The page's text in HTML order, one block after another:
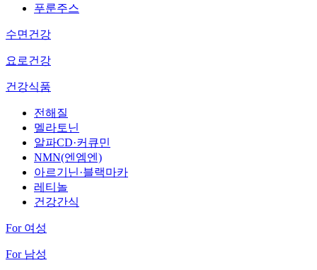
푸룬주스
수면건강
요로건강
건강식품
전해질
멜라토닌
알파CD·커큐민
NMN(엔엠엔)
아르기닌·블랙마카
레티놀
건강간식
For 여성
For 남성